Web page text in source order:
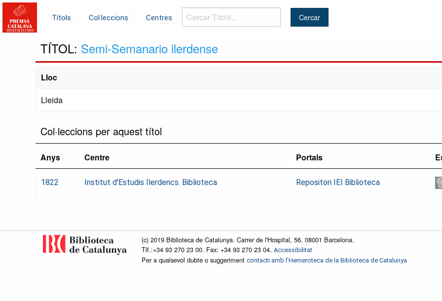
Títols Col·leccions Centres
Cercar
Títols...
TÍTOL: Semi-Semanario ilerdense
Lloc
Lleida
Col·leccions per aquest títol
Anys Centre Portals
1822 Institut d'Estudis Ilerdencs. Biblioteca Repositori IEI Biblioteca
(c) 2019 Biblioteca de Catalunya. Carrer de l'Hospital, 56. 08001 Barcelona.
Tlf.:+34 93 270 23 00. Fax: +34 93 270 23 04. Accessibilitat
Per a qualsevol dubte o suggeriment contacti amb l'Hemeroteca de la Biblioteca de Catalunya